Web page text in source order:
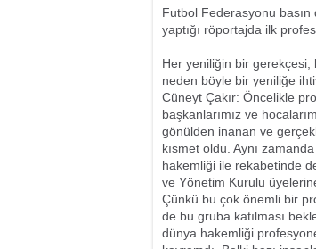
Futbol Federasyonu basın
yaptığı röportajda ilk
Her yeniliğin bir gerekçesi,
neden böyle bir yeniliğe
Cüneyt Çakır: Öncelikle
başkanlarımız ve
gönülden inanan ve
kısmet oldu. Aynı
hakemliği ile rekabetinde
ve Yönetim Kurulu
Çünkü bu çok önemli bir
de bu gruba katılması
dünya hakemliği